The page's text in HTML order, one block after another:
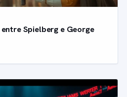
Spielberg e George